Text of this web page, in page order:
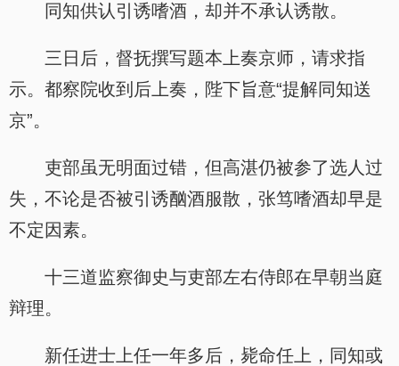
同知供认引诱嗜酒，却并不承认诱散。
三日后，督抚撰写题本上奏京师，请求指
示。都察院收到后上奏，陛下旨意“提解同知送
京”。
吏部虽无明面过错，但高湛仍被参了选人过
失，不论是否被引诱酗酒服散，张笃嗜酒却早是
不定因素。
十三道监察御史与吏部左右侍郎在早朝当庭
辩理。
新任进士上任一年多后，毙命任上，同知或